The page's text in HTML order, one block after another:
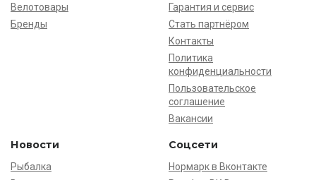
Велотовары
Бренды
Гарантия и сервис
Стать партнёром
Контакты
Политика
конфиденциальности
Пользовательское
соглашение
Вакансии
Новости
Рыбалка
Соцсети
Нормарк в Вконтакте